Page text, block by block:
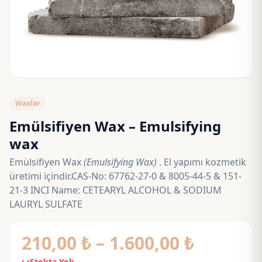
Waxlar
Emülsifiyen Wax – Emulsifying
wax
Emülsifiyen Wax(Emulsifying Wax) . El yapımı kozmetik
üretimi içindir.CAS-No: 67762-27-0 & 8005-44-5 & 151-
21-3 INCI Name: CETEARYL ALCOHOL & SODIUM
LAURYL SULFATE
210,00 ₺ – 1.600,00 ₺Fiyat